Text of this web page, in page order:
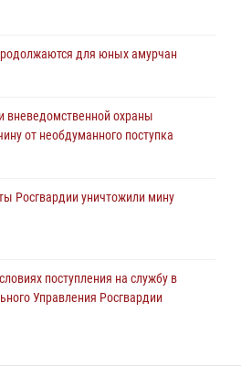
поступления на службу в
частной охранной
Росгвардии по Амурской области
для юных амурчан
вневедомственной охраны
от необдуманного поступка
Росгвардии уничтожили мину
поступления на службу в
Управления Росгвардии